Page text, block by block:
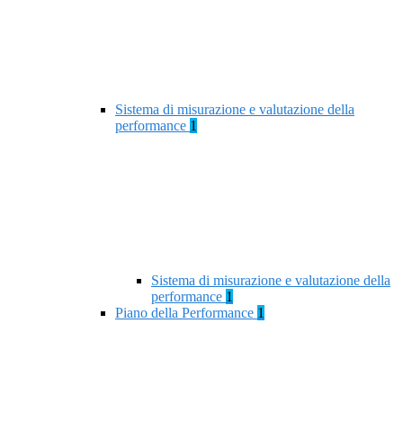
Sistema di misurazione e valutazione della
performance 1
Sistema di misurazione e valutazione della
performance 1
Piano della Performance 1